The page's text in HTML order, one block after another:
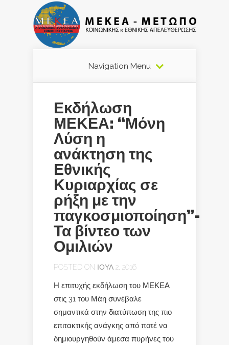
Navigation Menu
Εκδήλωση
ΜΕΚΕΑ: “Μόνη
Λύση η
ανάκτηση της
Εθνικής
Κυριαρχίας σε
ρήξη με την
παγκοσμιοποίηση”-
Τα βίντεο των
Ομιλιών
POSTED ON ΙΟΎΛ 2, 2016
Η επιτυχής εκδήλωση του ΜΕΚΕΑ
στις 31 του Μάη συνέβαλε
σημαντικά στην διατύπωση της πιο
επιτακτικής ανάγκης από ποτέ να
δημιουργηθούν άμεσα πυρήνες του